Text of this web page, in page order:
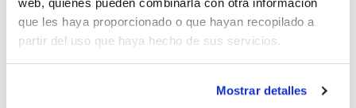
web, quienes pueden combinarla con otra información
que les haya proporcionado o que hayan recopilado a
partir del uso que haya hecho de sus servicios.
Mostrar detalles
CAS
[79-00-5]
Referencia
Envase
Precio